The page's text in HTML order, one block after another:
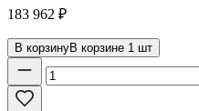
183 962 ₽
В корзинуВ корзине 1 шт